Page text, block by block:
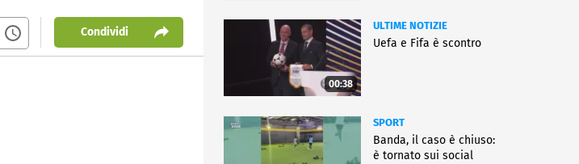
Condividi
00:38
ULTIME NOTIZIE
Uefa e Fifa è scontro
SPORT
Banda, il caso è chiuso:
è tornato sui social